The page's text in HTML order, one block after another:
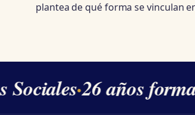
plantea de qué forma se vinculan
Sociales·26 años